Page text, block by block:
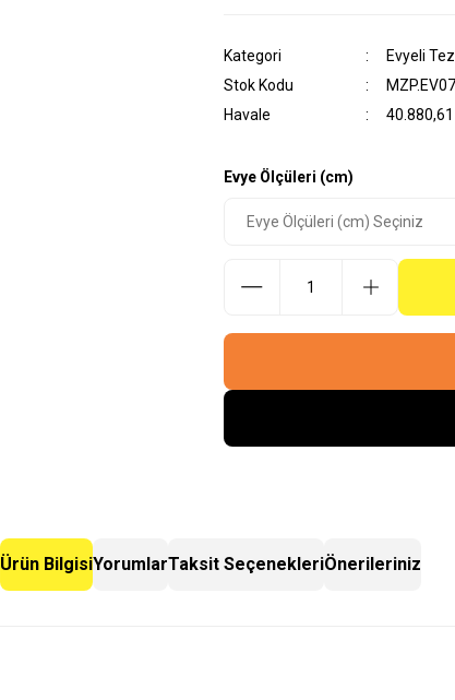
Kategori
Evyeli
Stok Kodu
Havale
Evye Ölçüleri (cm)
Ürün BilgisiYorumlarTaksit SeçenekleriÖnerileriniz